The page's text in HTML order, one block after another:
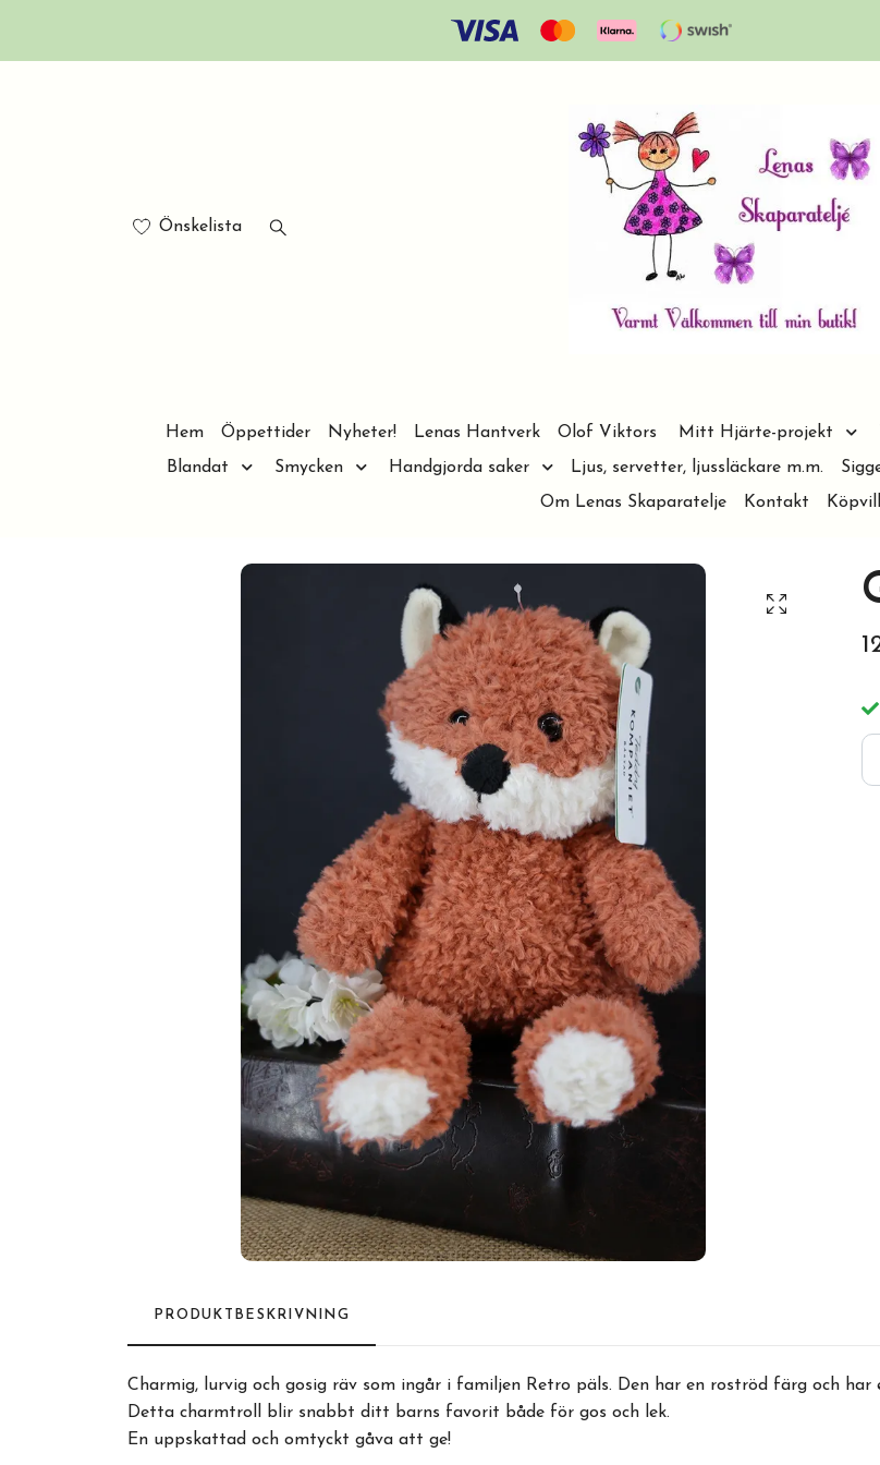
Önskelista
Hem Öppettider Nyheter! Lenas Hantverk Olof Viktors Mitt Hjärte-projekt
Blandat
Smycken Handgjorda saker Ljus, servetter, ljussläckare m.m.
Om Lenas Skaparatelje
Kontakt
PRODUKTBESKRIVNING
Charmig, lurvig och gosig räv som ingår i familjen Retro päls. Den har en roströd färg och
Detta charmtroll blir snabbt ditt barns favorit både för gos och lek.
En uppskattad och omtyckt gåva att ge!